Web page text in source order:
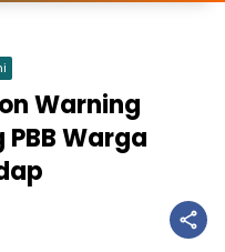
Warning
Warga